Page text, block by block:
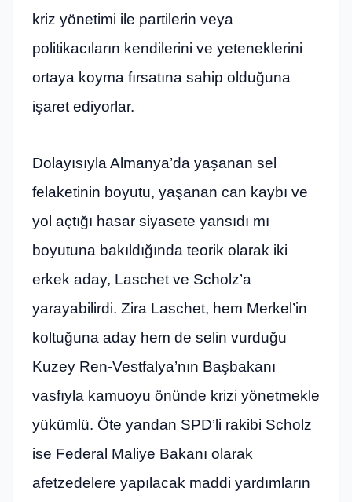
kriz yönetimi ile partilerin veya
politikacıların kendilerini ve yeteneklerini
ortaya koyma fırsatına sahip olduğuna
işaret ediyorlar.
Dolayısıyla Almanya’da yaşanan sel
felaketinin boyutu, yaşanan can kaybı ve
yol açtığı hasar siyasete yansıdı mı
boyutuna bakıldığında teorik olarak iki
erkek aday, Laschet ve Scholz’a
yarayabilirdi. Zira Laschet, hem Merkel’in
koltuğuna aday hem de selin vurduğu
Kuzey Ren-Vestfalya’nın Başbakanı
vasfıyla kamuoyu önünde krizi yönetmekle
yükümlü. Öte yandan SPD’li rakibi Scholz
ise Federal Maliye Bakanı olarak
afetzedelere yapılacak maddi yardımların